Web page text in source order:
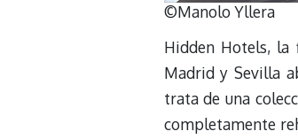
©Manolo Yllera
Hidden Hotels, la
Madrid y Sevilla
trata de una
completamente